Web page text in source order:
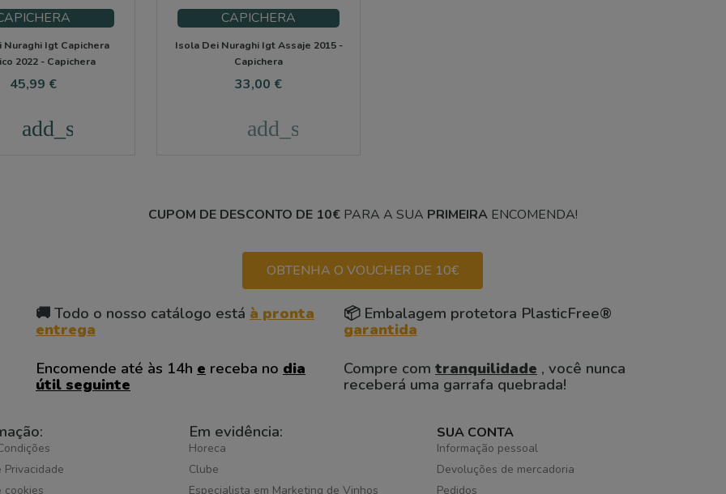
Nuraghi Igt Capichera
2022 - Capichera
Preço
45,99 €
add_shopping_cart
CAPICHERA
Isola Dei Nuraghi Igt Assaje 2015 -
Capichera
Preço
33,00 €
add_shopping_cart
CUPOM DE DESCONTO DE 10€PARA A SUA PRIMEIRAENCOMENDA!
OBTENHA O VOUCHER DE 10€
🚚 Todo o nosso catálogo está à pronta
entrega
Encomende até às 14h e receba no dia
útil seguinte
📦 Embalagem protetora PlasticFree®
garantida
Compre com tranquilidade , você nunca
receberá uma garrafa quebrada!
Privacidade
cookies
Em evidência:
Horeca
Clube
Especialista em Marketing de Vinhos
SUA CONTA
Informação pessoal
Devoluções de mercadoria
Pedidos